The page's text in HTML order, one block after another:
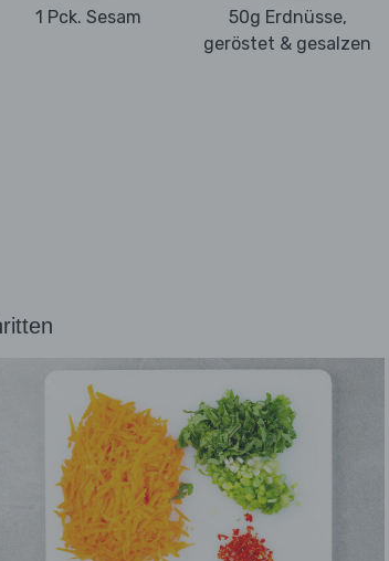
1 Pck. Sesam
50g Erdnüsse,
geröstet & gesalzen